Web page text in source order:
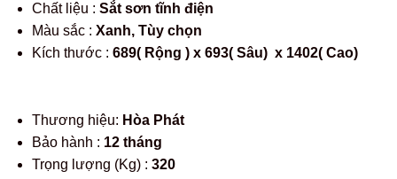
Chất liệu : Sắt sơn tĩnh điện
Màu sắc : Xanh, Tùy chọn
Kích thước : 689( Rộng ) x 693( Sâu) x 1402( Cao)
Thương hiệu: Hòa Phát
Bảo hành : 12 tháng
Trọng lượng (Kg) : 320